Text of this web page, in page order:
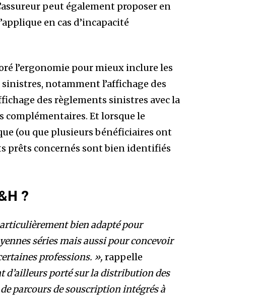
peut également proposer en
en cas d’incapacité
l’ergonomie pour mieux inclure les
notamment l’affichage des
des règlements sinistres avec la
Et lorsque le
(ou que plusieurs bénéficiaires ont
prêts concernés sont bien identifiés
?
bien adapté pour
séries mais aussi pour concevoir
professions. », rappelle
d’ailleurs porté sur la distribution des
parcours de souscription intégrés à